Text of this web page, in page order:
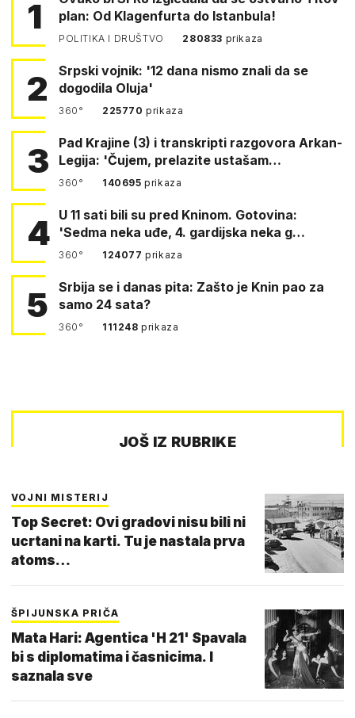
1
plan: Od Klagenfurta do Istanbula!
POLITIKA I DRUŠTVO 280833 prikaza
2
Srpski vojnik: '12 dana nismo znali da se
dogodila Oluja'
360° 225770prikaza
3
Pad Krajine (3) i transkripti razgovora Arkan-
Legija: 'Čujem, prelazite ustašam…
360° 140695prikaza
4 U 11 sati bili su pred Kninom. Gotovina:
'Sedma neka uđe, 4. gardijska neka g…
360° 124077prikaza
5
Srbija se i danas pita: Zašto je Knin pao za
samo 24 sata?
360° 111248prikaza
JOŠ IZ RUBRIKE
VOJNI MISTERIJ
Top Secret: Ovi gradovi nisu bili ni
ucrtani na karti. Tu je nastala prva
atoms…
ŠPIJUNSKA PRIČA
Mata Hari: Agentica 'H 21' Spavala
bi s diplomatima i časnicima. I
saznala sve